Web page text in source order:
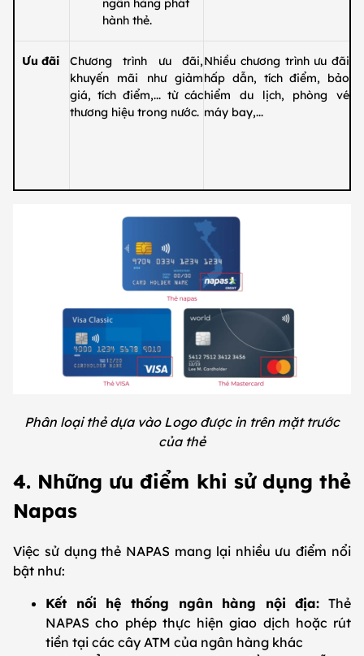
hành thẻ.
Ưu đãi
Chương trình ưu đãi,
khuyến mãi như giảm
giá, tích điểm,... từ các
thương hiệu trong nước.
Nhiều chương trình ưu đãi
hấp dẫn, tích điểm, bảo
hiểm du lịch, phòng vé
máy bay,...
Phân loại thẻ dựa vào Logo được in trên mặt trước
của thẻ
4. Những ưu điểm khi sử dụng thẻ
Napas
Việc sử dụng thẻ NAPAS mang lại nhiều ưu điểm nổi
bật như:
Kết nối hệ thống ngân hàng nội địa: Thẻ
NAPAS cho phép thực hiện giao dịch hoặc rút
tiền tại các cây ATM của ngân hàng khác